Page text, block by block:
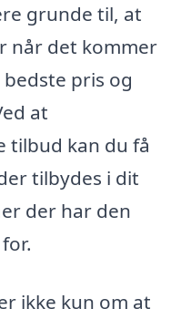
grunde til, at
når det kommer
pris og
at
tilbud kan du få
tilbydes i dit
der har den
ikke kun om at